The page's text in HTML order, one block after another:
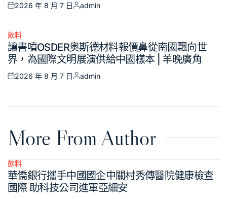
Posted
2026 年 8 月 7 日
Posted
admin
Posted
in
飲料
讓書噴OSDER奧斯德材料報價鼻從南國飄向世
界，為國際文明展演供給中國樣本 | 羊晚廣角
Posted
2026 年 8 月 7 日
Posted
admin
More From Author
Posted
in
飲料
華僑銀行攜手中國國企中關村秀傳醫院健康檢查
國際 助科技公司進軍亞細安